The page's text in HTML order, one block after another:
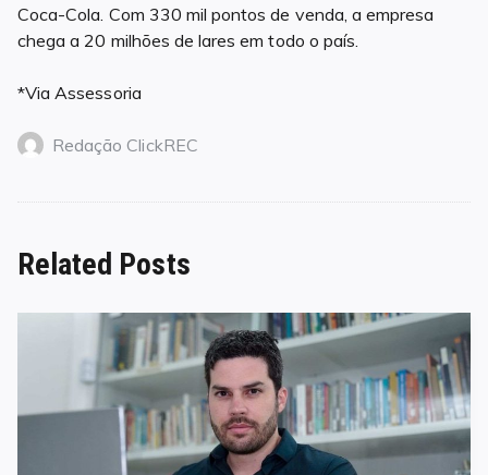
Coca-Cola. Com 330 mil pontos de venda, a empresa
chega a 20 milhões de lares em todo o país.
*Via Assessoria
Redação ClickREC
Related Posts